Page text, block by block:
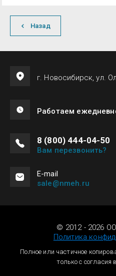
Назад
г. Новосибирск, ул.
Работаем
8 (800) 444-04-50
Вам перезвонить?
Е-mail
sale@nmeh.ru
© 2012 - 2026
Политика
Полное или частичное
только с согласия